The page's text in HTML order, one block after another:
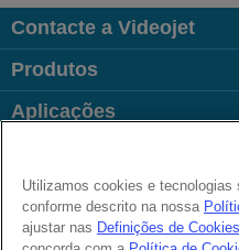
Contacte a Videojet
Produtos
Aplicações
Links úteis
Follow us on:
Utilizamos cookies e tecnologias
conforme descrito na nossa
ajustar nas Definições de Cookies